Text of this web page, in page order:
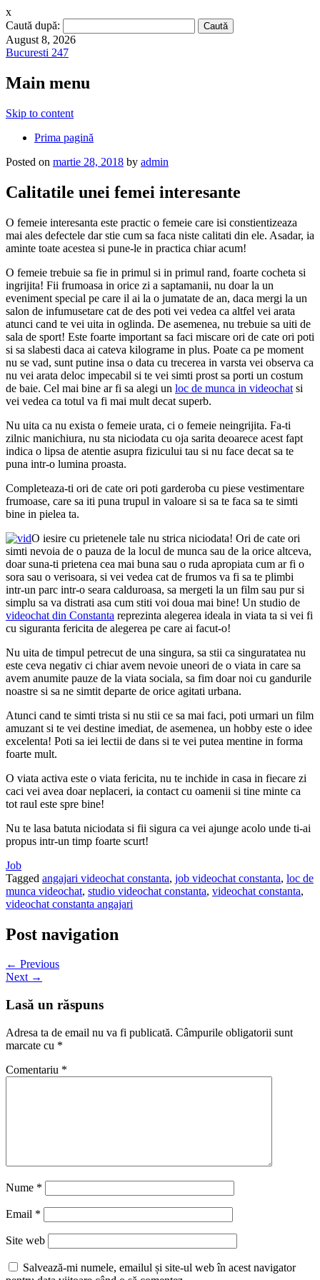
x
Caută după:
August 8, 2026
Bucuresti 247
Main menu
Skip to content
Prima pagină
Posted on martie 28, 2018 by admin
Calitatile unei femei interesante
O femeie interesanta este practic o femeie care isi constientizeaza
mai ales defectele dar stie cum sa faca niste calitati din ele. Asadar, ia
aminte toate acestea si pune-le in practica chiar acum!
O femeie trebuie sa fie in primul si in primul rand, foarte cocheta si
ingrijita! Fii frumoasa in orice zi a saptamanii, nu doar la un
eveniment special pe care il ai la o jumatate de an, daca mergi la un
salon de infumusetare cat de des poti vei vedea ca altfel vei arata
atunci cand te vei uita in oglinda. De asemenea, nu trebuie sa uiti de
sala de sport! Este foarte important sa faci miscare ori de cate ori poti
si sa slabesti daca ai cateva kilograme in plus. Poate ca pe moment
nu se vad, sunt putine insa o data cu trecerea in varsta vei observa ca
nu vei arata deloc impecabil si te vei simti prost sa porti un costum
de baie. Cel mai bine ar fi sa alegi un loc de munca in videochat si
vei vedea ca totul va fi mai mult decat superb.
Nu uita ca nu exista o femeie urata, ci o femeie neingrijita. Fa-ti
zilnic manichiura, nu sta niciodata cu oja sarita deoarece acest fapt
indica o lipsa de atentie asupra fizicului tau si nu face decat sa te
puna intr-o lumina proasta.
Completeaza-ti ori de cate ori poti garderoba cu piese vestimentare
frumoase, care sa iti puna trupul in valoare si sa te faca sa te simti
bine in pielea ta.
O iesire cu prietenele tale nu strica niciodata! Ori de cate ori
simti nevoia de o pauza de la locul de munca sau de la orice altceva,
doar suna-ti prietena cea mai buna sau o ruda apropiata cum ar fi o
sora sau o verisoara, si vei vedea cat de frumos va fi sa te plimbi
intr-un parc intr-o seara calduroasa, sa mergeti la un film sau pur si
simplu sa va distrati asa cum stiti voi doua mai bine! Un studio de
videochat din Constanta reprezinta alegerea ideala in viata ta si vei fi
cu siguranta fericita de alegerea pe care ai facut-o!
Nu uita de timpul petrecut de una singura, sa stii ca singuratatea nu
este ceva negativ ci chiar avem nevoie uneori de o viata in care sa
avem anumite pauze de la viata sociala, sa fim doar noi cu gandurile
noastre si sa ne simtit departe de orice agitati urbana.
Atunci cand te simti trista si nu stii ce sa mai faci, poti urmari un film
amuzant si te vei destine imediat, de asemenea, un hobby este o idee
excelenta! Poti sa iei lectii de dans si te vei putea mentine in forma
foarte mult.
O viata activa este o viata fericita, nu te inchide in casa in fiecare zi
caci vei avea doar neplaceri, ia contact cu oamenii si tine minte ca
tot raul este spre bine!
Nu te lasa batuta niciodata si fii sigura ca vei ajunge acolo unde ti-ai
propus intr-un timp foarte scurt!
Job
Tagged angajari videochat constanta, job videochat constanta, loc de
munca videochat, studio videochat constanta, videochat constanta,
videochat constanta angajari
Post navigation
← Previous
Next →
Lasă un răspuns
Adresa ta de email nu va fi publicată. Câmpurile obligatorii sunt
marcate cu *
Comentariu *
Nume *
Email *
Site web
Salvează-mi numele, emailul și site-ul web în acest navigator